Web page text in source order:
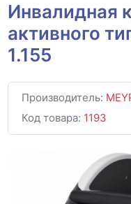
Инвалидная
активного
1.155
Производитель:
Код товара: 1193